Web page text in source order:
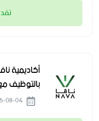
أكاديمية
بالتوظيف